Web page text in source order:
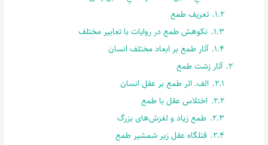
1.2. تعریف طمع
1.3. نکوهش طمع در روایات با تعابیر مختلف
1.4. آثار طمع بر ابعاد مختلف انسان
2. آثار زشت طمع
2.1. الف. اثر طمع بر عقل انسان
2.2. اختلاس عقل با طمع
2.3. طمع زیاد و لغزش‌های بزرگ
2.4. قتلگاه عقل زیر شمشیر طمع